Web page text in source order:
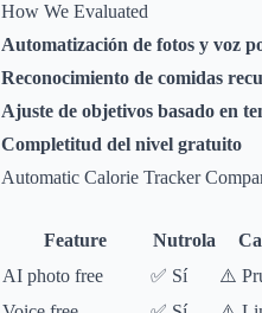
How We Evaluated
Automatización de fotos y voz
Reconocimiento de comidas
Ajuste de objetivos basado en
Completitud del nivel gratuito
Automatic Calorie Tracker
Feature Nutrola
AI photo free
✅ Sí ⚠️